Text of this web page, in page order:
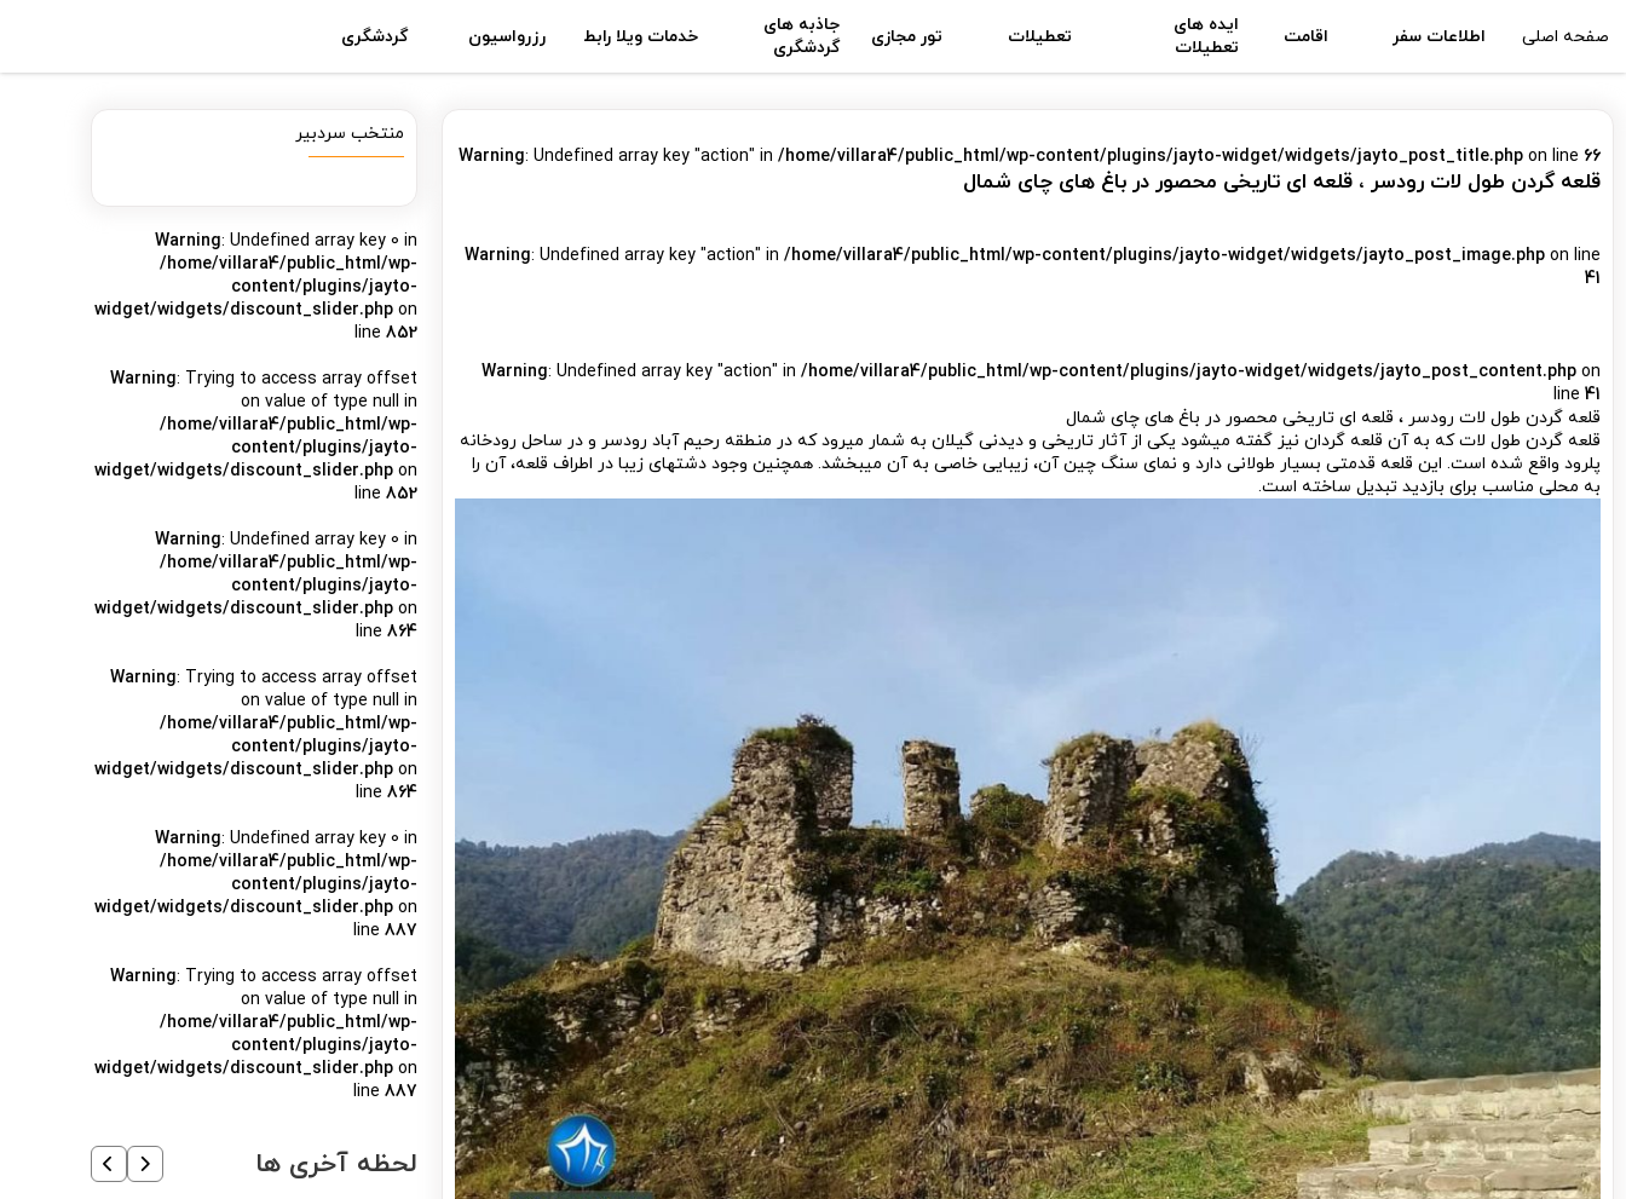
صفحه اصلی اطلاعات سفر اقامت
ایده های
تعطیلات
تعطیلات تور مجازی
جاذبه های
گردشگری
خدمات ویلا رابط رزرواسیون گردشگری
Warning: Undefined array key "action" in /home/villara4/public_html/wp-content/plugins/jayto-widget/widgets/jayto_post_title.php on line 66
قلعه گردن طول لات رودسر ، قلعه ای تاریخی محصور در باغ های چای شمال
Warning: Undefined array key "action" in /home/villara4/public_html/wp-content/plugins/jayto-widget/widgets/jayto_post_image.php on line
41
Warning: Undefined array key "action" in /home/villara4/public_html/wp-content/plugins/jayto-widget/widgets/jayto_post_content.php on
line 41
قلعه گردن طول لات رودسر ، قلعه ای تاریخی محصور در باغ های چای شمال
قلعه گردن طول لات که به آن قلعه گردان نیز گفته می­شود یکی از آثار تاریخی و دیدنی گیلان به شمار می­رود که در منطقه رحیم آباد رودسر و در ساحل رودخانه
پلرود واقع شده است. این قلعه قدمتی بسیار طولانی دارد و نمای سنگ چین آن، زیبایی خاصی به آن می­بخشد. همچنین وجود دشت­های زیبا در اطراف قلعه، آن را
به محلی مناسب برای بازدید تبدیل ساخته است.
منتخب سردبیر
Warning: Undefined array key 0 in
/home/villara4/public_html/wp-
content/plugins/jayto-
widget/widgets/discount_slider.php on
line852
Warning: Trying to access array offset
on value of type null in
/home/villara4/public_html/wp-
content/plugins/jayto-
widget/widgets/discount_slider.php on
line852
Warning: Undefined array key 0 in
/home/villara4/public_html/wp-
content/plugins/jayto-
widget/widgets/discount_slider.php on
line864
Warning: Trying to access array offset
on value of type null in
/home/villara4/public_html/wp-
content/plugins/jayto-
widget/widgets/discount_slider.php on
line864
Warning: Undefined array key 0 in
/home/villara4/public_html/wp-
content/plugins/jayto-
widget/widgets/discount_slider.php on
line887
Warning: Trying to access array offset
on value of type null in
/home/villara4/public_html/wp-
content/plugins/jayto-
widget/widgets/discount_slider.php on
line887
لحظه آخری ها